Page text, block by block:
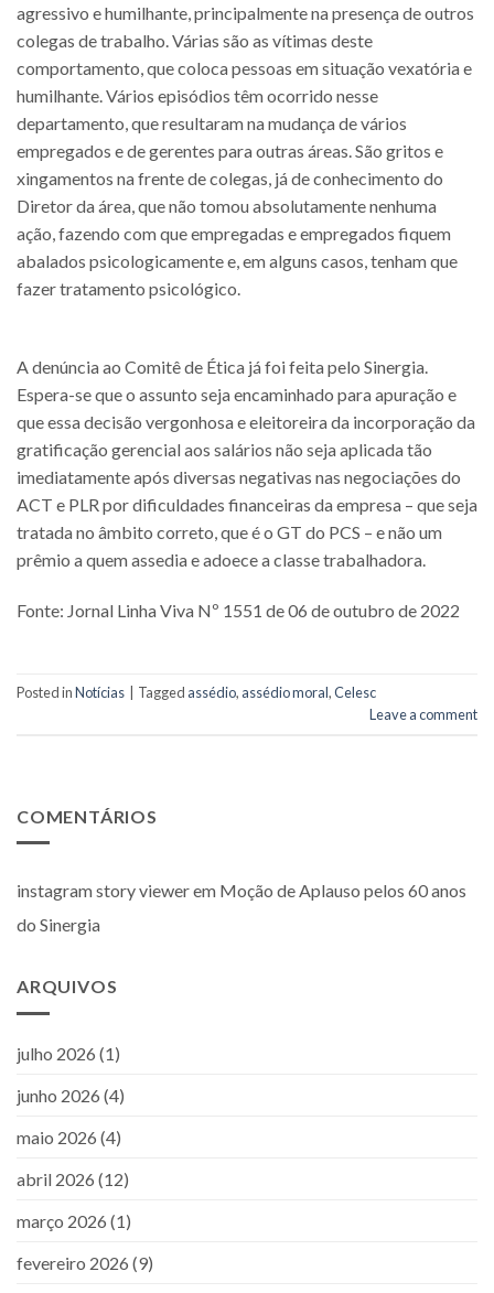
agressivo e humilhante, principalmente na presença de outros
colegas de trabalho. Várias são as vítimas deste
comportamento, que coloca pessoas em situação vexatória e
humilhante. Vários episódios têm ocorrido nesse
departamento, que resultaram na mudança de vários
empregados e de gerentes para outras áreas. São gritos e
xingamentos na frente de colegas, já de conhecimento do
Diretor da área, que não tomou absolutamente nenhuma
ação, fazendo com que empregadas e empregados fiquem
abalados psicologicamente e, em alguns casos, tenham que
fazer tratamento psicológico.
A denúncia ao Comitê de Ética já foi feita pelo Sinergia.
Espera-se que o assunto seja encaminhado para apuração e
que essa decisão vergonhosa e eleitoreira da incorporação da
gratificação gerencial aos salários não seja aplicada tão
imediatamente após diversas negativas nas negociações do
ACT e PLR por dificuldades financeiras da empresa – que seja
tratada no âmbito correto, que é o GT do PCS – e não um
prêmio a quem assedia e adoece a classe trabalhadora.
Fonte: Jornal Linha Viva Nº 1551 de 06 de outubro de 2022
Posted inNotícias Tagged assédio, assédio moral,Celesc
Leave a comment
COMENTÁRIOS
instagram story viewerem Moção de Aplauso pelos 60 anos
do Sinergia
ARQUIVOS
julho 2026 (1)
junho 2026 (4)
maio 2026 (4)
abril 2026 (12)
março 2026 (1)
fevereiro 2026 (9)